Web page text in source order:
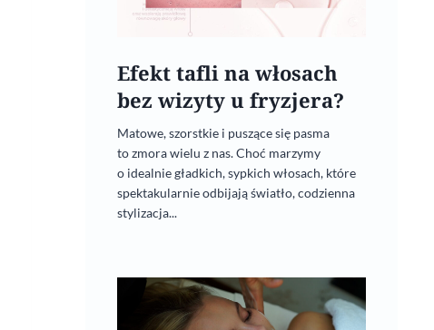
Efekt tafli na włosach
bez wizyty u fryzjera?
Matowe, szorstkie i puszące się pasma
to zmora wielu z nas. Choć marzymy
o idealnie gładkich, sypkich włosach, które
spektakularnie odbijają światło, codzienna
stylizacja...